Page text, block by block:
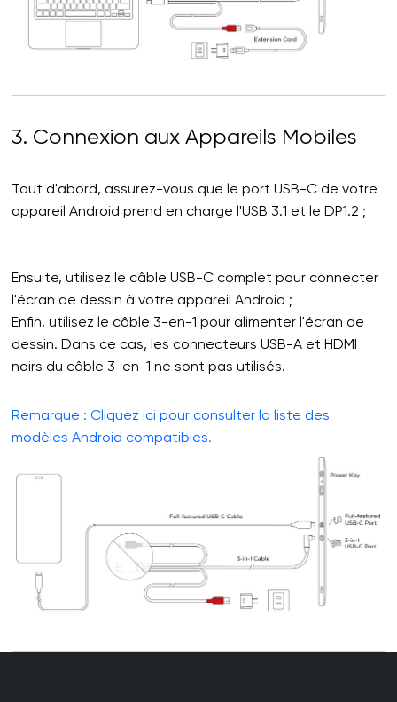
3. Connexion aux Appareils Mobiles
Tout d'abord, assurez-vous que le port USB-C de votre
appareil Android prend en charge l'USB 3.1 et le DP1.2 ;
Ensuite, utilisez le câble USB-C complet pour connecter
l'écran de dessin à votre appareil Android ;
Enfin, utilisez le câble 3-en-1 pour alimenter l'écran de
dessin. Dans ce cas, les connecteurs USB-A et HDMI
noirs du câble 3-en-1 ne sont pas utilisés.
Remarque : Cliquez ici pour consulter la liste des
modèles Android compatibles.